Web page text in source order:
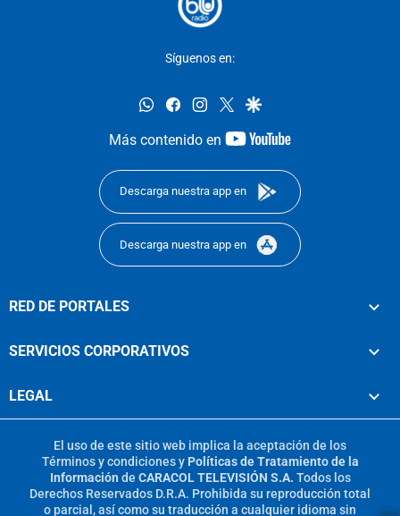
Síguenos en:
whatsappfacebookinstagram
twittergoogle
Más contenido en
youtube-
Descarga nuestra app en
Descarga nuestra app en
RED DE PORTALES
SERVICIOS CORPORATIVOS
LEGAL
El uso de este sitio web implica la aceptación de los
Términos y condicionesy Políticas de Tratamiento de la
Información de CARACOL TELEVISIÓN S.A. Todos los
Derechos Reservados D.R.A. Prohibida su reproducción total
o parcial, así como su traducción a cualquier idioma sin